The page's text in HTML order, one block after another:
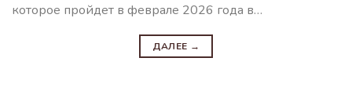
которое пройдет в феврале 2026 года в…
ДАЛЕЕ →